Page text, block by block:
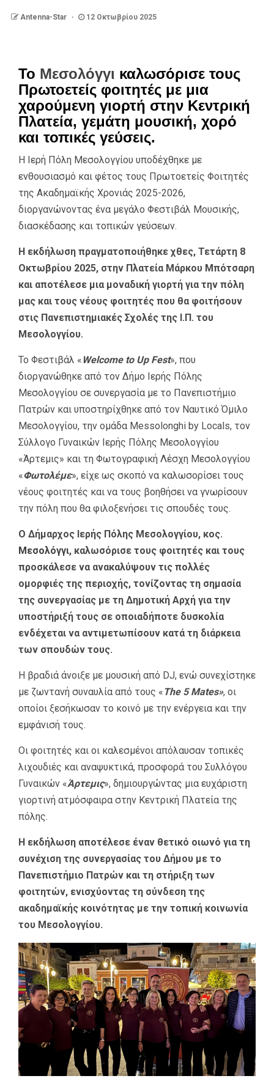
Antenna-Star 12 Οκτωβρίου 2025
Το Μεσολόγγι καλωσόρισε τους
Πρωτοετείς φοιτητές με μια
χαρούμενη γιορτή στην Κεντρική
Πλατεία, γεμάτη μουσική, χορό
και τοπικές γεύσεις.
Η Ιερή Πόλη Μεσολογγίου υποδέχθηκε με
ενθουσιασμό και φέτος τους Πρωτοετείς Φοιτητές
της Ακαδημαϊκής Χρονιάς 2025-2026,
διοργανώνοντας ένα μεγάλο Φεστιβάλ Μουσικής,
διασκέδασης και τοπικών γεύσεων.
Η εκδήλωση πραγματοποιήθηκε χθες, Τετάρτη 8
Οκτωβρίου 2025, στην Πλατεία Μάρκου Μπότσαρη
και αποτέλεσε μια μοναδική γιορτή για την πόλη
μας και τους νέους φοιτητές που θα φοιτήσουν
στις Πανεπιστημιακές Σχολές της Ι.Π. του
Μεσολογγίου.
Το Φεστιβάλ «Welcome to Up Fest», που
διοργανώθηκε από τον Δήμο Ιερής Πόλης
Μεσολογγίου σε συνεργασία με το Πανεπιστήμιο
Πατρών και υποστηρίχθηκε από τον Ναυτικό Όμιλο
Μεσολογγίου, την ομάδα Messolonghi by Locals, τον
Σύλλογο Γυναικών Ιερής Πόλης Μεσολογγίου
«Άρτεμις» και τη Φωτογραφική Λέσχη Μεσολογγίου
«Φωτολέμε», είχε ως σκοπό να καλωσορίσει τους
νέους φοιτητές και να τους βοηθήσει να γνωρίσουν
την πόλη που θα φιλοξενήσει τις σπουδές τους.
Ο Δήμαρχος Ιερής Πόλης Μεσολογγίου, κος.
Μεσολόγγι, καλωσόρισε τους φοιτητές και τους
προσκάλεσε να ανακαλύψουν τις πολλές
ομορφιές της περιοχής, τονίζοντας τη σημασία
της συνεργασίας με τη Δημοτική Αρχή για την
υποστήριξή τους σε οποιαδήποτε δυσκολία
ενδέχεται να αντιμετωπίσουν κατά τη διάρκεια
των σπουδών τους.
Η βραδιά άνοιξε με μουσική από DJ, ενώ συνεχίστηκε
με ζωντανή συναυλία από τους « The 5 Mates», οι
οποίοι ξεσήκωσαν το κοινό με την ενέργεια και την
εμφάνισή τους.
Οι φοιτητές και οι καλεσμένοι απόλαυσαν τοπικές
λιχουδιές και αναψυκτικά, προσφορά του Συλλόγου
Γυναικών «Άρτεμις», δημιουργώντας μια ευχάριστη
γιορτινή ατμόσφαιρα στην Κεντρική Πλατεία της
πόλης.
Η εκδήλωση αποτέλεσε έναν θετικό οιωνό για τη
συνέχιση της συνεργασίας του Δήμου με το
Πανεπιστήμιο Πατρών και τη στήριξη των
φοιτητών, ενισχύοντας τη σύνδεση της
ακαδημαϊκής κοινότητας με την τοπική κοινωνία
του Μεσολογγίου.